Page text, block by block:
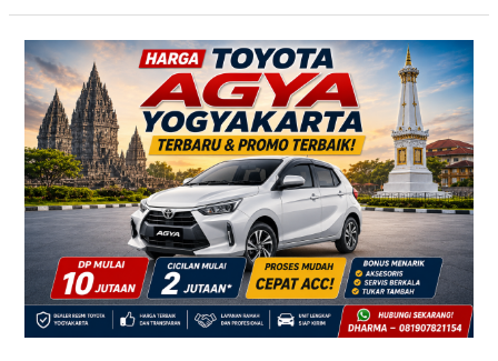
TERBARU!
Harga
Agya
Yogyakarta
–
Promo
DP
Ringan
Cicilan